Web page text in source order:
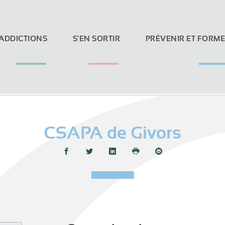
S'EN SORTIR PRÉVENIR ET
CSAPA de Givors
Partager :